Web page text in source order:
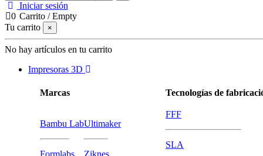
Iniciar sesión
0 Carrito /Empty
Tu carrito
×
No hay artículos en tu carrito
Impresoras 3D
Marcas
Bambu LabUltimaker
Tecnologías de
FFF
SLA